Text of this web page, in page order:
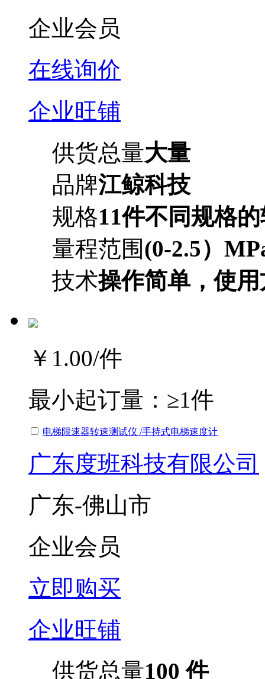
企业会员
在线询价
企业旺铺
供货总量大量
品牌江鲸科技
规格11件不同规格
量程范围(0-2.5）
技术操作简单，使
￥1.00/件
最小起订量： ≥1件
电梯限速器转速测试仪 /手持式电梯速度计
广东度班科技有限公司
广东-佛山市
企业会员
立即购买
企业旺铺
供货总量100 件